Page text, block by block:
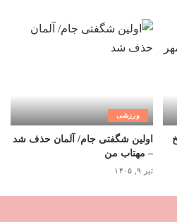
ورزشی
اولین شگفتی جام/ آلمان حذف شد
– مهتاب من
تیر ۹, ۱۴۰۵